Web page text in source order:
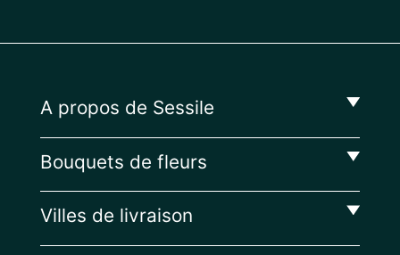
A propos de Sessile
Bouquets de fleurs
Villes de livraison